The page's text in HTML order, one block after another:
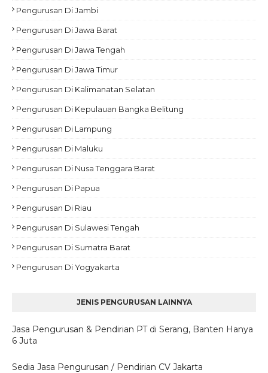
Pengurusan Di Jambi
Pengurusan Di Jawa Barat
Pengurusan Di Jawa Tengah
Pengurusan Di Jawa Timur
Pengurusan Di Kalimanatan Selatan
Pengurusan Di Kepulauan Bangka Belitung
Pengurusan Di Lampung
Pengurusan Di Maluku
Pengurusan Di Nusa Tenggara Barat
Pengurusan Di Papua
Pengurusan Di Riau
Pengurusan Di Sulawesi Tengah
Pengurusan Di Sumatra Barat
Pengurusan Di Yogyakarta
JENIS PENGURUSAN LAINNYA
Jasa Pengurusan & Pendirian PT di Serang, Banten Hanya
6 Juta
Sedia Jasa Pengurusan / Pendirian CV Jakarta